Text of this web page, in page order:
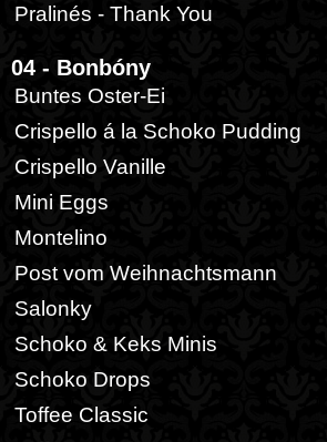
Pralinés - Thank You
04 - Bonbóny
Buntes Oster-Ei
Crispello á la Schoko Pudding
Crispello Vanille
Mini Eggs
Montelino
Post vom Weihnachtsmann
Salonky
Schoko & Keks Minis
Schoko Drops
Toffee Classic